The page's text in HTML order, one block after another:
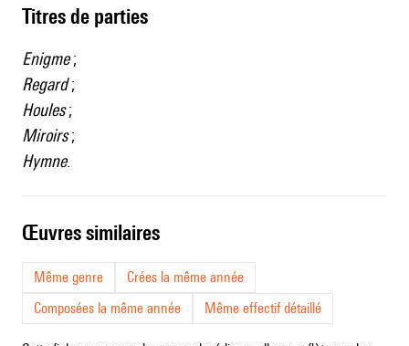
Titres de parties
Enigme;
Regard;
Houles;
Miroirs;
Hymne.
œuvres similaires
Même genre
Crées la même année
Composées la même année
Même effectif détaillé